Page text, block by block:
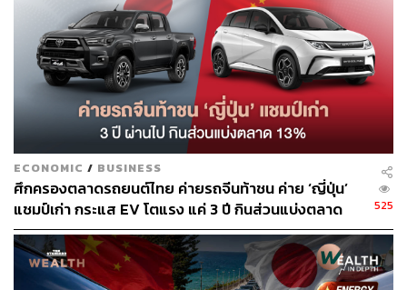
ทางด้าน ภาดล วรรณรัตน์ ผู้ช่วยกรรมการผู้จัดการ บล.หยวน
ต้า (ประเทศไทย) กล่าวว่า ฝ่ายวิจัย บล.หยวนต้าถูกทำให้
เข้าใจว่าเป็นผู้เเผยแพร่มุมมองและคำแนะนำการลงทุนหุ้น
EA ซึ่งไม่เป็นความจริงแต่อย่างใด
โดยส่วนตัวได้เห็นข้อความอันทำให้เกิดความเข้าใจผิดครั้งนี้
ประมาณ 16.00 น. เพราะมีลูกค้าแจ้งมาว่า ได้รับข้อความดัง
กล่าวและลงท้ายด้วย #Yuanta Research ซึ่งลูกค้าเชื่อมั่นว่า
ไม่ใช่ข้อความจากฝ่ายวิจัยหยวนต้าแน่นอน โดยขณะนี้ฝ่าย
วิจัย และฝ่ายบริหารอยู่ระหว่างการดำเนินการหาต้นตอผู้เผย
แพร่ข้อมูล หากพบก็จะดำเนินการตามกฎหมาย เพราะถือว่า
จงใจทำให้ บล.หยวนต้าเสื่อมเสียชื่อเสียง
ECONOMIC / BUSINESS
ศึกครองตลาดรถยนต์ไทย ค่ายรถจีนท้าชน ค่าย ‘ญี่ปุ่น’
แชมป์เก่า กระแส EV โตแรง แค่ 3 ปี กินส่วนแบ่งตลาด
แล้ว 13%
525